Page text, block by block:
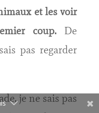
et les voir
coup. De
pas regarder
je ne sais pas